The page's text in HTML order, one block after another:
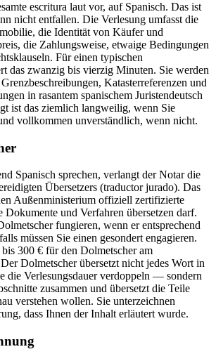
escritura laut vor, auf Spanisch. Das ist
nicht entfallen. Die Verlesung umfasst die
die Identität von Käufer und
die Zahlungsweise, etwaige Bedingungen
Für einen typischen
das zwanzig bis vierzig Minuten. Sie werden
Katasterreferenzen und
in rasantem spanischem Juristendeutsch
ist das ziemlich langweilig, wenn Sie
vollkommen unverständlich, wenn nicht.
Spanisch sprechen, verlangt der Notar die
Übersetzers (traductor jurado). Das
Außenministerium offiziell zertifizierte
Dokumente und Verfahren übersetzen darf.
fungieren, wenn er entsprechend
müssen Sie einen gesondert engagieren.
300 € für den Dolmetscher am
Dolmetscher übersetzt nicht jedes Wort in
die Verlesungsdauer verdoppeln — sondern
zusammen und übersetzt die Teile
verstehen wollen. Sie unterzeichnen
dass Ihnen der Inhalt erläutert wurde.